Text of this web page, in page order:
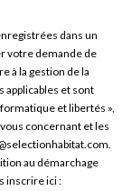
dans un
votre demande de
à la gestion de la
applicables et sont
et libertés »,
concernant et les
au démarchage
inscrire ici :